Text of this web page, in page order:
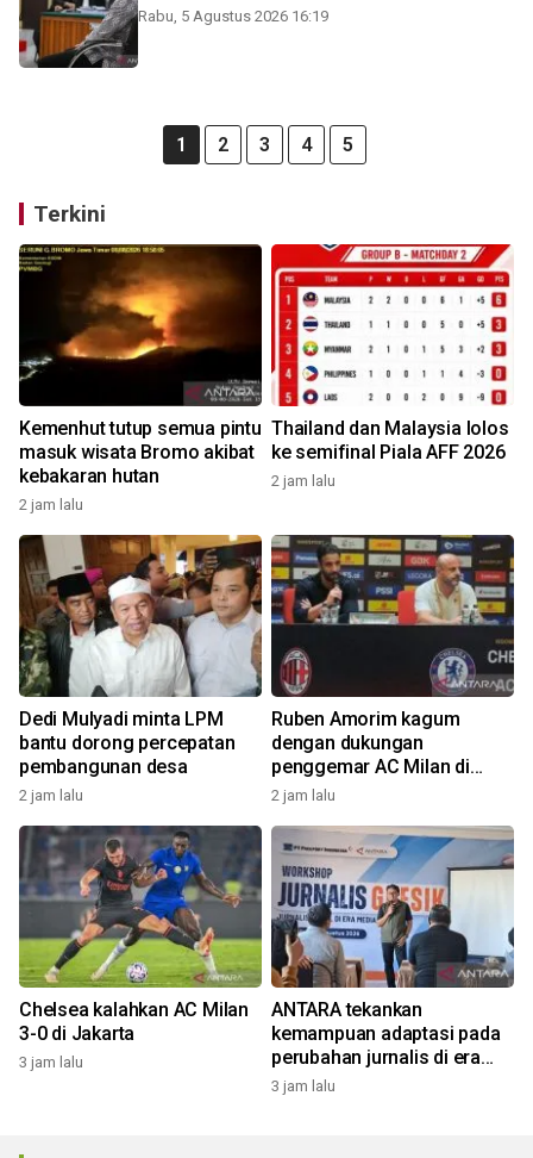
Rabu, 5 Agustus 2026 16:19
1 2 3 4 5
Terkini
Kemenhut tutup semua pintu
masuk wisata Bromo akibat
kebakaran hutan
2 jam lalu
Thailand dan Malaysia lolos
ke semifinal Piala AFF 2026
2 jam lalu
Dedi Mulyadi minta LPM
bantu dorong percepatan
pembangunan desa
2 jam lalu
Ruben Amorim kagum
dengan dukungan
penggemar AC Milan di
Indonesia
2 jam lalu
Chelsea kalahkan AC Milan
3-0 di Jakarta
3 jam lalu
ANTARA tekankan
kemampuan adaptasi pada
perubahan jurnalis di era
digital
3 jam lalu